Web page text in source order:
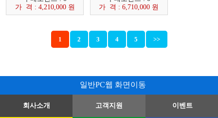
가 격 : 4,210,000 원
가 격 : 6,710,000 원
1 2 3 4 5 >>
일반PC웹 화면이동
회사소개 고객지원 이벤트